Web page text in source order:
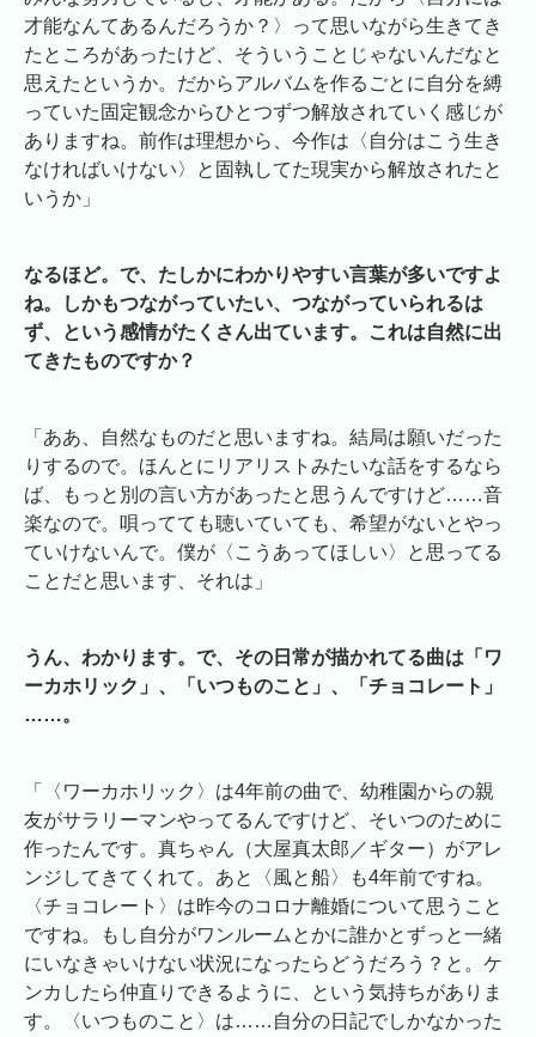
才能なんてあるんだろうか？〉って思いながら生きてき
たところがあったけど、そういうことじゃないんだなと
思えたというか。だからアルバムを作るごとに自分を縛
っていた固定観念からひとつずつ解放されていく感じが
ありますね。前作は理想から、今作は〈自分はこう生き
なければいけない〉と固執してた現実から解放されたと
いうか」
なるほど。で、たしかにわかりやすい言葉が多いですよ
ね。しかもつながっていたい、つながっていられるは
ず、という感情がたくさん出ています。これは自然に出
てきたものですか？
「ああ、自然なものだと思いますね。結局は願いだった
りするので。ほんとにリアリストみたいな話をするなら
ば、もっと別の言い方があったと思うんですけど……音
楽なので。唄ってても聴いていても、希望がないとやっ
ていけないんで。僕が〈こうあってほしい〉と思ってる
ことだと思います、それは」
うん、わかります。で、その日常が描かれてる曲は「ワ
ーカホリック」、「いつものこと」、「チョコレート」
……。
「〈ワーカホリック〉は4年前の曲で、幼稚園からの親
友がサラリーマンやってるんですけど、そいつのために
作ったんです。真ちゃん（大屋真太郎／ギター）がアレ
ンジしてきてくれて。あと〈風と船〉も4年前ですね。
〈チョコレート〉は昨今のコロナ離婚について思うこと
ですね。もし自分がワンルームとかに誰かとずっと一緒
にいなきゃいけない状況になったらどうだろう？と。ケ
ンカしたら仲直りできるように、という気持ちがありま
す。〈いつものこと〉は……自分の日記でしかなかった